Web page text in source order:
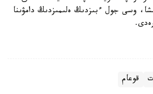
وسى جول ءبىزدىڭ ەلىمىزدىڭ دامۋىنا
قوعام